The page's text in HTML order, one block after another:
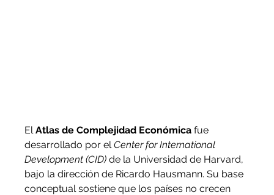
El Atlas de Complejidad Económica fue
desarrollado por el Center for International
Development (CID) de la Universidad de Harvard,
bajo la dirección de Ricardo Hausmann. Su base
conceptual sostiene que los países no crecen